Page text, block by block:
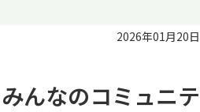
2026年01月20日
んなのコミュニテ